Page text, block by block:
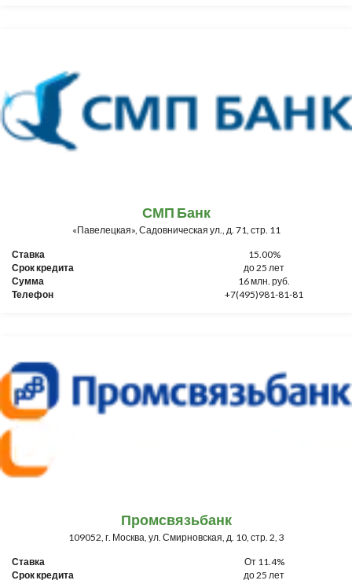
СМП Банк
«Павелецкая», Садовническая ул., д. 71, стр. 11
Ставка
15.00%
Срок кредита
до 25 лет
Сумма
16 млн. руб.
Телефон
+7(495)981-81-81
Промсвязьбанк
109052, г. Москва, ул. Смирновская, д. 10, стр. 2, 3
Ставка
От 11.4%
Срок кредита
до 25 лет